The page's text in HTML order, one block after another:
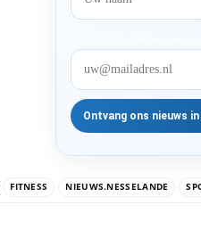
FITNESS NIEUWS.NESSELANDE